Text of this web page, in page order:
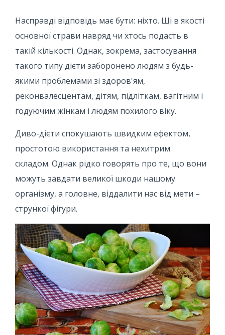
Насправді відповідь має бути: ніхто. Щі в якості
основної страви навряд чи хтось подасть в
такій кількості. Однак, зокрема, застосування
такого типу дієти заборонено людям з будь-
якими проблемами зі здоров'ям,
реконвалесцентам, дітям, підліткам, вагітним і
годуючим жінкам і людям похилого віку.
Диво-дієти спокушають швидким ефектом,
простотою використання та нехитрим
складом. Однак рідко говорять про те, що вони
можуть завдати великої шкоди нашому
організму, а головне, віддалити нас від мети –
стрункої фігури.